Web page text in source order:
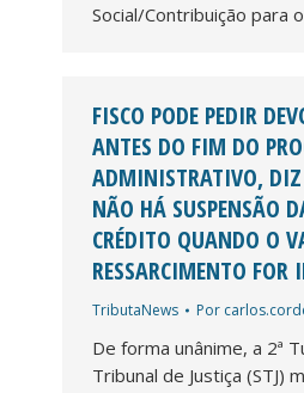
Social/Contribuição para
FISCO PODE PEDIR
ANTES DO FIM DO
ADMINISTRATIVO, DIZ
NÃO HÁ SUSPENSÃO
CRÉDITO QUANDO O
RESSARCIMENTO FOR
TributaNews Por
De forma unânime, a 2ª
Tribunal de Justiça (STJ)